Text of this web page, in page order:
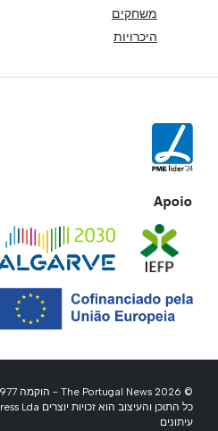
משחקים
היכרויות
Apoio
© 2026 The Portugal News - הוקמה 1977
עיתונים